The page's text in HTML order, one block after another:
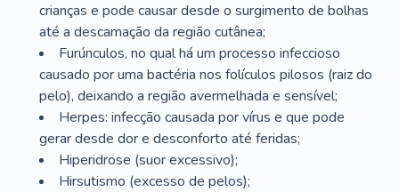
crianças e pode causar desde o surgimento de bolhas
até a descamação da região cutânea;
Furúnculos, no qual há um processo infeccioso
causado por uma bactéria nos folículos pilosos (raiz do
pelo), deixando a região avermelhada e sensível;
Herpes: infecção causada por vírus e que pode
gerar desde dor e desconforto até feridas;
Hiperidrose (suor excessivo);
Hirsutismo (excesso de pelos);